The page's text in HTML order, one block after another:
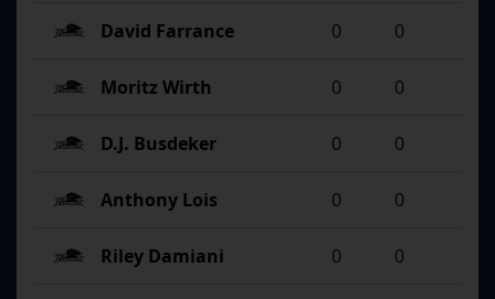
David Farrance
0 0
Moritz Wirth 0 0
D.J. Busdeker 0 0
Anthony Lois 0 0
Riley Damiani 0 0